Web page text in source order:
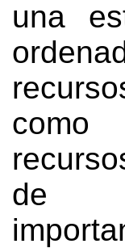
una
como
de